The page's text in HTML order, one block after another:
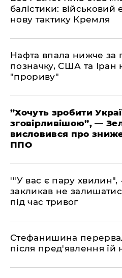
балістики: військовий
нову тактику Кремля
​Нафта впала нижче за
позначку, США та Іран
"прориву"
​”Хочуть зробити
зговірливішою”, —
висловився про
ППО
​'"У вас є пару
закликав не
під час тривог
​Стефанишина
після пред'явлення їй